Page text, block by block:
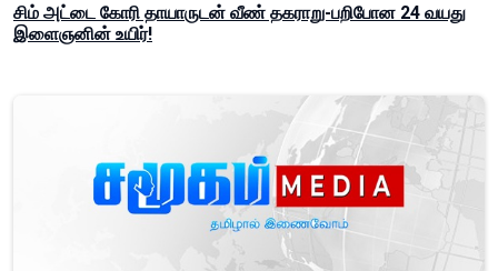
சிம் அட்டை கோரி தாயாருடன் வீண் தகராறு-பறிபோன 24 வயது
இளைஞனின் உயிர்!